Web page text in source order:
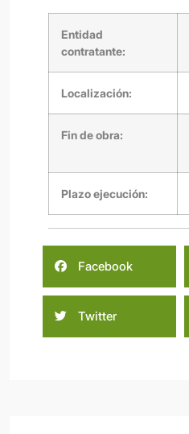
Entidad
contratante:
Localización:
Fin de obra:
Plazo ejecución:
Facebook
Twitter